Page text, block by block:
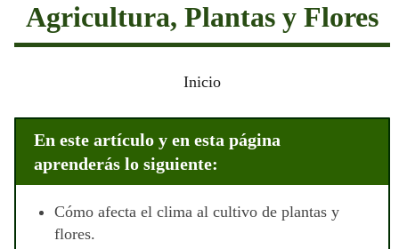
Agricultura, Plantas y Flores
Inicio
En este artículo y en esta página
aprenderás lo siguiente:
Cómo afecta el clima al cultivo de plantas y
flores.